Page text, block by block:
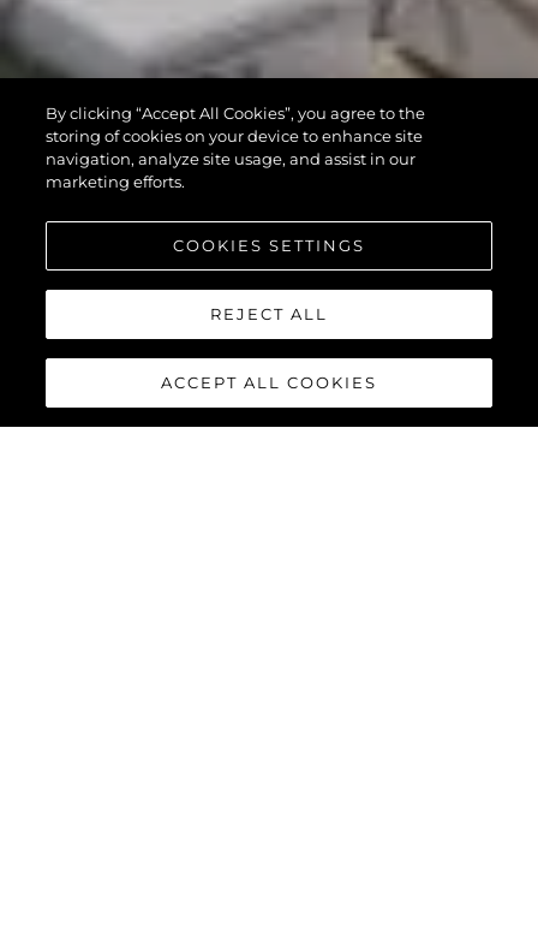
By clicking “Accept All Cookies”, you agree to the
storing of cookies on your device to enhance site
navigation, analyze site usage, and assist in our
marketing efforts.
COOKIES SETTINGS
REJECT ALL
ACCEPT ALL COOKIES